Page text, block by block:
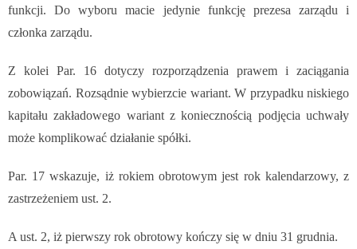
funkcji. Do wyboru macie jedynie funkcję prezesa zarządu i
członka zarządu.
Z kolei Par. 16 dotyczy rozporządzenia prawem i zaciągania
zobowiązań. Rozsądnie wybierzcie wariant. W przypadku niskiego
kapitału zakładowego wariant z koniecznością podjęcia uchwały
może komplikować działanie spółki.
Par. 17 wskazuje, iż rokiem obrotowym jest rok kalendarzowy, z
zastrzeżeniem ust. 2.
A ust. 2, iż pierwszy rok obrotowy kończy się w dniu 31 grudnia.